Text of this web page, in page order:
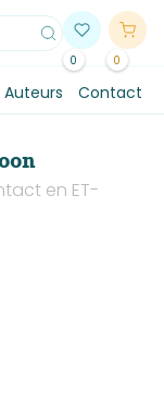
0 0
Auteurs Contact
en ET-